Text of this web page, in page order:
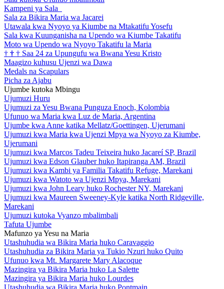
Kampeni ya Sala
Sala za Bikira Maria wa Jacarei
Utawala kwa Nyoyo ya Kiumbe na Mtakatifu Yosefu
Sala kwa Kuunganisha na Upendo wa Kiumbe Takatifu
Moto wa Upendo wa Nyoyo Takatifu la Maria
† † † Saa 24 za Upungufu wa Bwana Yesu Kristo
Maagizo kuhusu Ujenzi wa Dawa
Medals na Scapulars
Picha za Ajabu
Ujumbe kutoka Mbingu
Ujumuzi Huru
Ujumuzi za Yesu Bwana Punguza Enoch, Kolombia
Ufunuo wa Maria kwa Luz de Maria, Argentina
Ujumbe kwa Anne katika Mellatz/Goettingen, Ujerumani
Ujumuzi kwa Maria kwa Ujenzi Mpya wa Nyoyo za Kiumbe,
Ujerumani
Ujumuzi kwa Marcos Tadeu Teixeira huko Jacareí SP, Brazil
Ujumuzi kwa Edson Glauber huko Itapiranga AM, Brazil
Ujumuzi kwa Kambi ya Familia Takatifu Refuge, Marekani
Ujumuzi kwa Watoto wa Ujenzi Mpya, Marekani
Ujumuzi kwa John Leary huko Rochester NY, Marekani
Ujumuzi kwa Maureen Sweeney-Kyle katika North Ridgeville,
Marekani
Ujumuzi kutoka Vyanzo mbalimbali
Tafuta Ujumbe
Mafunzo ya Yesu na Maria
Utashuhudia wa Bikira Maria huko Caravaggio
Utashuhudia za Bikira Maria ya Tukio Nzuri huko Quito
Ufunuo kwa Mt. Margarete Mary Alacoque
Mazingira ya Bikira Maria huko La Salette
Mazingira ya Bikira Maria huko Lourdes
Utashuhudia wa Bikira Maria huko Pontmain